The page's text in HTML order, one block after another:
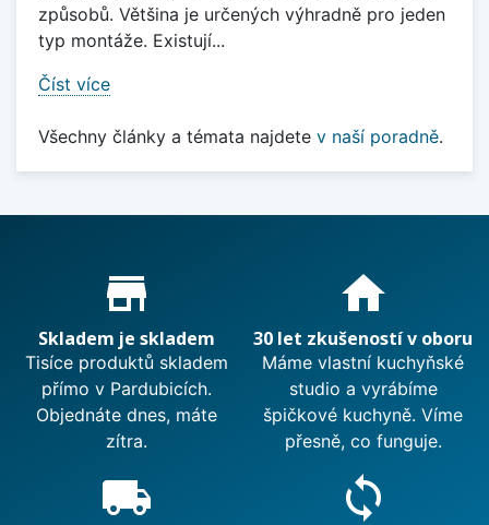
způsobů. Většina je určených výhradně pro jeden
typ montáže. Existují...
Číst více
Všechny články a témata najdete v naší poradně.
Proč nakupovat u nás?
store_mall_directory
Skladem je skladem
Tisíce produktů skladem
přímo v Pardubicích.
Objednáte dnes, máte
zítra.
home
30 let zkušeností v oboru
Máme vlastní kuchyňské
studio a vyrábíme
špičkové kuchyně. Víme
přesně, co funguje.
local_shipping sync